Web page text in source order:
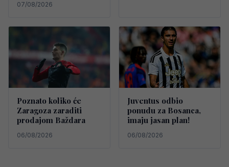
07/08/2026
Poznato koliko će
Zaragoza zaraditi
prodajom Baždara
06/08/2026
Juventus odbio
ponudu za Bosanca,
imaju jasan plan!
06/08/2026